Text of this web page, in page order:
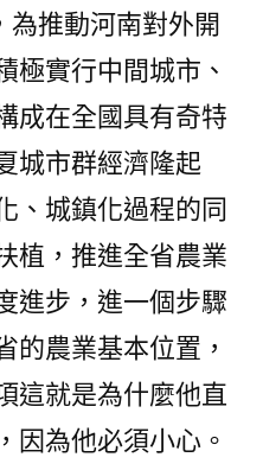
為推動河南對外開
極實行中間城市、
成在全國具有奇特
城市群經濟隆起
、城鎮化過程的同
植，推進全省農業
進步，進一個步驟
的農業基本位置，
這就是為什麼他直
因為他必須小心。